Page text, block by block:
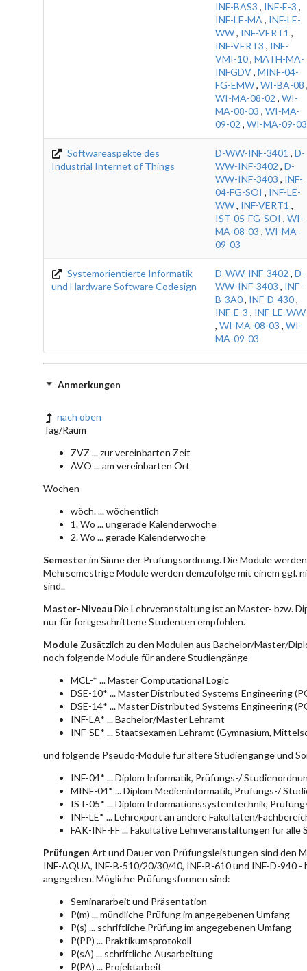
INF-BAS3 , INF-E-3 ,
INF-LE-MA , INF-LE-
WW, INF-VERT1 ,
INF-VERT3 , INF-
VMI-10, MATH-MA-
INFGDV, MINF-04-
FG-EMW, WI-BA-08
WI-MA-08-02 , WI-
MA-08-03 , WI-MA-
09-02 , WI-MA-09-03
Softwareaspekte des
Industrial Internet of Things
D-WW-INF-3401 , D-
WW-INF-3402 , D-
WW-INF-3403 , INF-
04-FG-SOI , INF-LE-
WW, INF-VERT1 ,
IST-05-FG-SOI , WI-
MA-08-03 , WI-MA-
09-03
Systemorientierte Informatik
und Hardware Software Codesign
D-WW-INF-3402 , D-
WW-INF-3403 , INF-
B-3A0, INF-D-430,
INF-E-3 , INF-LE-WW
, WI-MA-08-03 , WI-
MA-09-03
Anmerkungen
nach oben
Tag/Raum
ZVZ ... zur vereinbarten Zeit
AVO ... am vereinbarten Ort
Wochen
wöch. ... wöchentlich
1. Wo ... ungerade Kalenderwoche
2. Wo ... gerade Kalenderwoche
Semesterim Sinne der Prüfungsordnung. Die Module
Mehrsemestrige Module werden demzufolge mit einem ggf.
sind..
Master-Niveau Die Lehrveranstaltung ist an Master- bzw.
nur für fortgeschrittene Studenten empfohlen.
Module Zusätzlich zu den Modulen aus Bachelor/Master/
noch folgende Module für andere Studiengänge
MCL-* ... Master Computational Logic
DSE-10* ... Master Distributed Systems Engineering
DSE-14* ... Master Distributed Systems Engineering
INF-LA* ... Bachelor/Master Lehramt
INF-SE* ... Staatsexamen Lehramt (Gymnasium,
und folgende Pseudo-Module für ältere Studiengänge und
INF-04* ... Diplom Informatik, Prüfungs-/
MINF-04* ... Diplom Medieninformatik, Prüfungs-/
IST-05* ... Diplom Informationssystemtechnik,
INF-LE* ... Lehrexport an andere Fakultäten/
FAK-INF-FF ... Fakultative Lehrveranstaltungen für
Prüfungen Art und Dauer von Prüfungsleistungen sind den
INF-AQUA, INF-B-510/20/30/40, INF-B-610 und INF-D-940
angegeben. Mögliche Prüfungsformen sind:
Seminararbeit und Präsentation
P(m) ... mündliche Prüfung im angegebenen Umfang
P(s) ... schriftliche Prüfung im angegebenen Umfang
P(PP) ... Praktikumsprotokoll
P(sA) ... schriftliche Ausarbeitung
P(PA) ... Projektarbeit